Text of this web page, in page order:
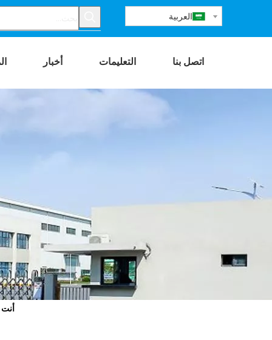
العربية
اتصل بنا التعليمات أخبار
أنت